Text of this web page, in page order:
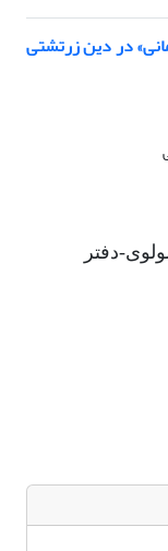
در دین زرتشتی
دفتر